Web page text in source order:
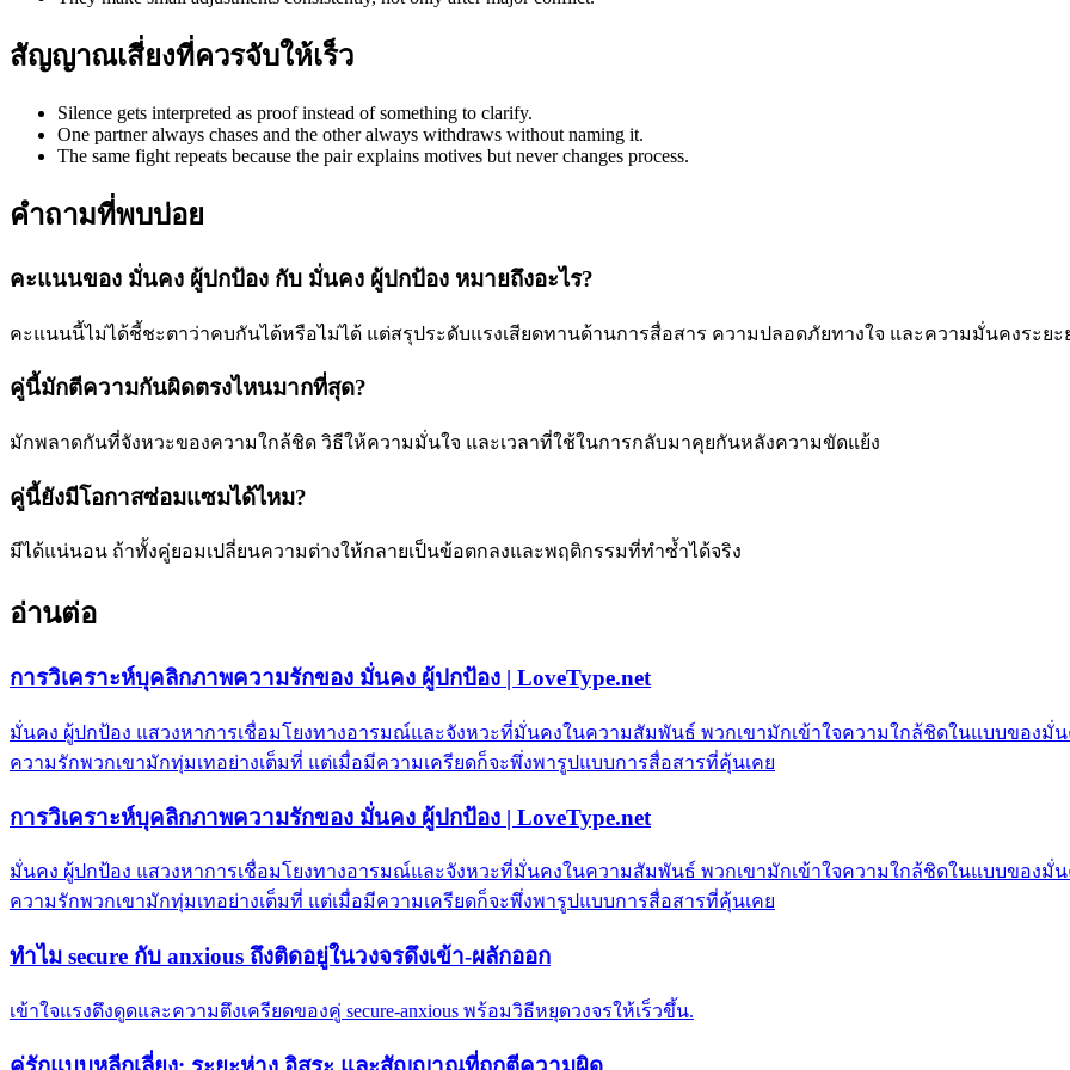
สัญญาณเสี่ยงที่ควรจับให้เร็ว
Silence gets interpreted as proof instead of something to clarify.
One partner always chases and the other always withdraws without naming it.
The same fight repeats because the pair explains motives but never changes process.
คำถามที่พบบ่อย
คะแนนของ มั่นคง ผู้ปกป้อง กับ มั่นคง ผู้ปกป้อง หมายถึงอะไร?
คะแนนนี้ไม่ได้ชี้ชะตาว่าคบกันได้หรือไม่ได้ แต่สรุประดับแรงเสียดทานด้านการสื่อสาร ความปลอดภัยทางใจ และความมั่นคงระย
คู่นี้มักตีความกันผิดตรงไหนมากที่สุด?
มักพลาดกันที่จังหวะของความใกล้ชิด วิธีให้ความมั่นใจ และเวลาที่ใช้ในการกลับมาคุยกันหลังความขัดแย้ง
คู่นี้ยังมีโอกาสซ่อมแซมได้ไหม?
มีได้แน่นอน ถ้าทั้งคู่ยอมเปลี่ยนความต่างให้กลายเป็นข้อตกลงและพฤติกรรมที่ทำซ้ำได้จริง
อ่านต่อ
การวิเคราะห์บุคลิกภาพความรักของ มั่นคง ผู้ปกป้อง | LoveType.net
มั่นคง ผู้ปกป้อง แสวงหาการเชื่อมโยงทางอารมณ์และจังหวะที่มั่นคงในความสัมพันธ์ พวกเขามักเข้าใจความใกล้ชิดในแบบของมั่
ความรักพวกเขามักทุ่มเทอย่างเต็มที่ แต่เมื่อมีความเครียดก็จะพึ่งพารูปแบบการสื่อสารที่คุ้นเคย
การวิเคราะห์บุคลิกภาพความรักของ มั่นคง ผู้ปกป้อง | LoveType.net
มั่นคง ผู้ปกป้อง แสวงหาการเชื่อมโยงทางอารมณ์และจังหวะที่มั่นคงในความสัมพันธ์ พวกเขามักเข้าใจความใกล้ชิดในแบบของมั่
ความรักพวกเขามักทุ่มเทอย่างเต็มที่ แต่เมื่อมีความเครียดก็จะพึ่งพารูปแบบการสื่อสารที่คุ้นเคย
ทำไม secure กับ anxious ถึงติดอยู่ในวงจรดึงเข้า-ผลักออก
เข้าใจแรงดึงดูดและความตึงเครียดของคู่ secure-anxious พร้อมวิธีหยุดวงจรให้เร็วขึ้น.